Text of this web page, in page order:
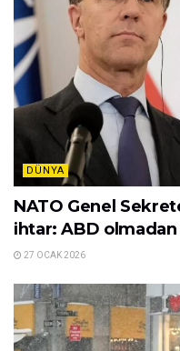
DÜNYA
NATO Genel
ihtar: ABD olmadan
27 OCAK 2026